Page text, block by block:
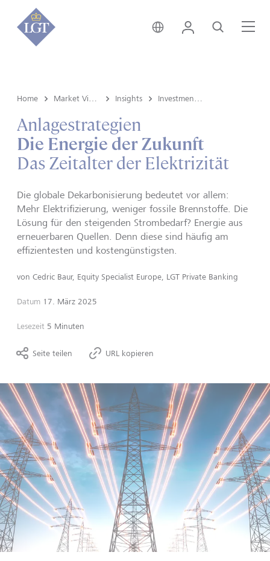
Deutschland • Deutsch
Login Suche
Home Insights
Anlagestrategien
Die Energie der Zukunft
Das Zeitalter der Elektrizität
Die globale Dekarbonisierung bedeutet vor allem:
Mehr Elektrifizierung, weniger fossile Brennstoffe. Die
Lösung für den steigenden Strombedarf? Energie aus
erneuerbaren Quellen. Denn diese sind häufig am
effizientesten und kostengünstigsten.
von Cedric Baur, Equity Specialist Europe, LGT Private Banking
Datum 17. März 2025
Lesezeit 5 Minuten
Seite teilen URL kopieren